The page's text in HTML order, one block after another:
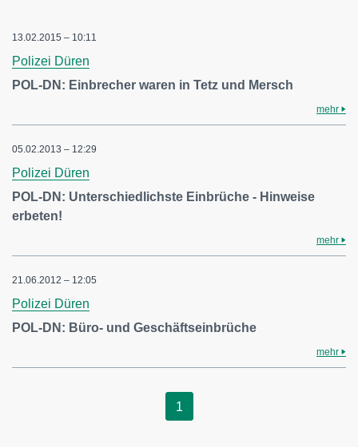
13.02.2015 – 10:11
Polizei Düren
POL-DN: Einbrecher waren in Tetz und Mersch
mehr
05.02.2013 – 12:29
Polizei Düren
POL-DN: Unterschiedlichste Einbrüche - Hinweise
erbeten!
mehr
21.06.2012 – 12:05
Polizei Düren
POL-DN: Büro- und Geschäftseinbrüche
mehr
1